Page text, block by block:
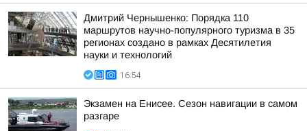
Дмитрий Чернышенко: Порядка 110
маршрутов научно-популярного туризма в 35
регионах создано в рамках Десятилетия
науки и технологий
16:54
Экзамен на Енисее. Сезон навигации в самом
разгаре